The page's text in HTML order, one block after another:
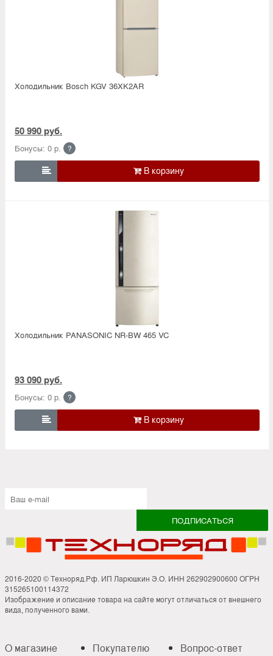
Холодильник Bosсh KGV 36XK2AR
50 990 руб.
Бонусы: 0 р. ?

Холодильник PANASONIC NR-BW 465 VC
93 090 руб.
Бонусы: 0 р. ?

2016-2020 © Техноряд.Рф. ИП Ларюшкин Э.О. ИНН 262902900600 ОГРН
315265100114372
Изображение и описание товара на сайте могут отличаться от внешнего
вида, полученного вами.
О магазине
Покупателю
Вопрос-ответ